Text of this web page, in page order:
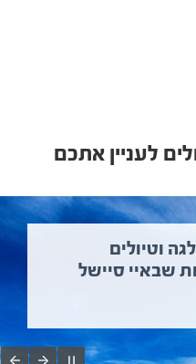
לעניין אתכם
וטיולים
שבאיי סיישל